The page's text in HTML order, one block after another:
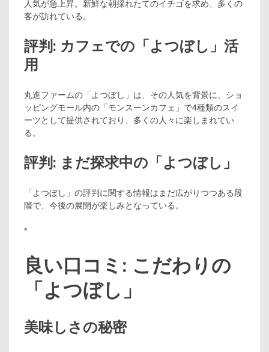
人気が急上昇。新鮮な朝採れたてのイチゴを求め、多くの
客が訪れている。
評判: カフェでの「よつぼし」活
用
丸進ファームの「よつぼし」は、その人気を背景に、ショ
ッピングモール内の「モンスーンカフェ」で4種類のスイ
ーツとして提供されており、多くの人々に楽しまれてい
る。
評判: まだ探求中の「よつぼし」
「よつぼし」の評判に関する情報はまだ広がりつつある段
階で、今後の展開が楽しみとなっている。
*
良い口コミ: こだわりの
「よつぼし」
美味しさの秘密